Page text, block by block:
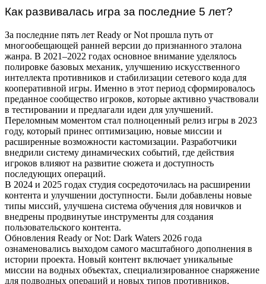
Как развивалась игра за последние 5 лет?
За последние пять лет Ready or Not прошла путь от
многообещающей ранней версии до признанного эталона
жанра. В 2021–2022 годах основное внимание уделялось
полировке базовых механик, улучшению искусственного
интеллекта противников и стабилизации сетевого кода для
кооперативной игры. Именно в этот период сформировалось
преданное сообщество игроков, которые активно участвовали
в тестировании и предлагали идеи для улучшений.
Переломным моментом стал полноценный релиз игры в 2023
году, который принес оптимизацию, новые миссии и
расширенные возможности кастомизации. Разработчики
внедрили систему динамических событий, где действия
игроков влияют на развитие сюжета и доступность
последующих операций.
В 2024 и 2025 годах студия сосредоточилась на расширении
контента и улучшении доступности. Были добавлены новые
типы миссий, улучшена система обучения для новичков и
внедрены продвинутые инструменты для создания
пользовательского контента.
Обновления Ready or Not: Dark Waters 2026 года
ознаменовались выходом самого масштабного дополнения в
истории проекта. Новый контент включает уникальные
миссии на водных объектах, специализированное снаряжение
для подводных операций и новых типов противников,